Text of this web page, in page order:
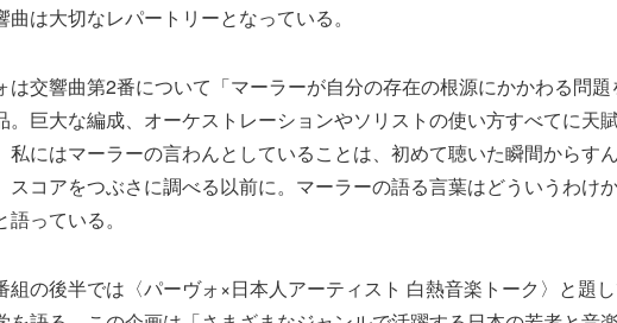
曲は大切なレパートリーとなっている。
は交響曲第2番について「マーラーが自分の存在の根源にかかわる問
。巨大な編成、オーケストレーションやソリストの使い方すべてに天
私にはマーラーの言わんとしていることは、初めて聴いた瞬間からす
スコアをつぶさに調べる以前に。マーラーの語る言葉はどういうわけ
語っている。
組の後半では〈パーヴォ×日本人アーティスト 白熱音楽トーク〉と題